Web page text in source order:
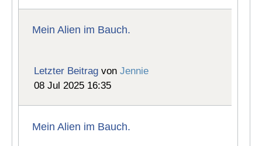
Mein Alien im Bauch.
Letzter Beitrag vonJennie
08 Jul 2025 16:35
Mein Alien im Bauch.